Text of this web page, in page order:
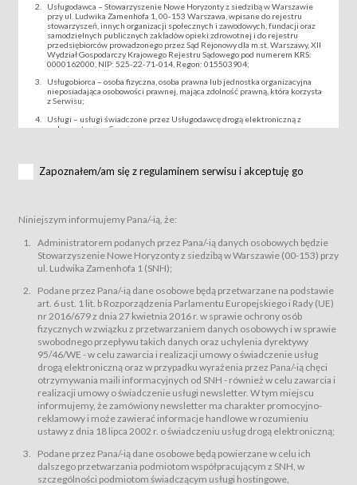
Usługodawca – Stowarzyszenie Nowe Horyzonty z siedzibą w Warszawie
przy ul. Ludwika Zamenhofa 1, 00-153 Warszawa, wpisane do rejestru
stowarzyszeń, innych organizacji społecznych i zawodowych, fundacji oraz
samodzielnych publicznych zakładów opieki zdrowotnej i do rejestru
przedsiębiorców prowadzonego przez Sąd Rejonowy dla m.st. Warszawy, XII
Wydział Gospodarczy Krajowego Rejestru Sądowego pod numerem KRS:
0000162000, NIP: 525-22-71-014, Regon: 015503904;
Usługobiorca – osoba fizyczna, osoba prawna lub jednostka organizacyjna
nieposiadająca osobowości prawnej, mająca zdolność prawną, która korzysta
z Serwisu;
Usługi – usługi świadczone przez Usługodawcę drogą elektroniczną z
wykorzystaniem Serwisu;
za pośrednictwem Serwisu;
podmiotom z branży mediów i filmowej (Akredytacje);
Bilety – wybrane dokumenty potwierdzające zawarcie umowy z
Usługodawcą i uprawniające do wzięcia udziału w Wydarzeniu,
przewidziane przez Usługodawcę dla danego Wydarzenia, tj. uprawniające
do uczestnictwa w wielu albo w pojedynczych seansach filmowych,
Sklep – sklep internetowy prowadzony przez Usługodawcę w Serwisie;
Regulamin – niniejszy regulamin.
§ 2
Postanowienia ogólne
Regulamin określa zasady:
świadczenia Usługobiorcom Usług przez Usługodawcę, z
zastrzeżeniem usług, o których mowa w ust. 2 pkt. 4 i 5 poniżej, których
zasady świadczenia precyzują odrębne regulaminy,
przetwarzania przez Usługodawcę danych osobowych Usługobiorców
będących osobami fizycznymi.
świadczy Usługi drogą elektroniczną w rozumieniu ustawy z dnia 18 lipca
2002 r. o świadczeniu usług drogą elektroniczną (Dz.U. z 2002 r., Nr 144, poz.
1204, z późń. zm.). Usługi świadczone są nieodpłatnie.
Zapoznałem/am się z regulaminem serwisu i akceptuję go
Niniejszym informujemy Pana/-ią, że:
Administratorem podanych przez Pana/-ią danych osobowych będzie
Stowarzyszenie Nowe Horyzonty z siedzibą w Warszawie (00-153) przy
ul. Ludwika Zamenhofa 1 (SNH);
Podane przez Pana/-ią dane osobowe będą przetwarzane na podstawie
art. 6 ust. 1 lit. b Rozporządzenia Parlamentu Europejskiego i Rady (UE)
nr 2016/679 z dnia 27 kwietnia 2016 r. w sprawie ochrony osób
fizycznych w związku z przetwarzaniem danych osobowych i w sprawie
swobodnego przepływu takich danych oraz uchylenia dyrektywy
95/46/WE - w celu zawarcia i realizacji umowy o świadczenie usług
drogą elektroniczną oraz w przypadku wyrażenia przez Pana/-ią chęci
otrzymywania maili informacyjnych od SNH - również w celu zawarcia i
realizacji umowy o świadczenie usługi newsletter. W tym miejscu
informujemy, że zamówiony newsletter ma charakter promocyjno-
reklamowy i może zawierać informacje handlowe w rozumieniu
ustawy z dnia 18 lipca 2002 r. o świadczeniu usług drogą elektroniczną;
Podane przez Pana/-ią dane osobowe będą powierzane w celu ich
dalszego przetwarzania podmiotom współpracującym z SNH, w
szczególności podmiotom świadczącym usługi hostingowe,